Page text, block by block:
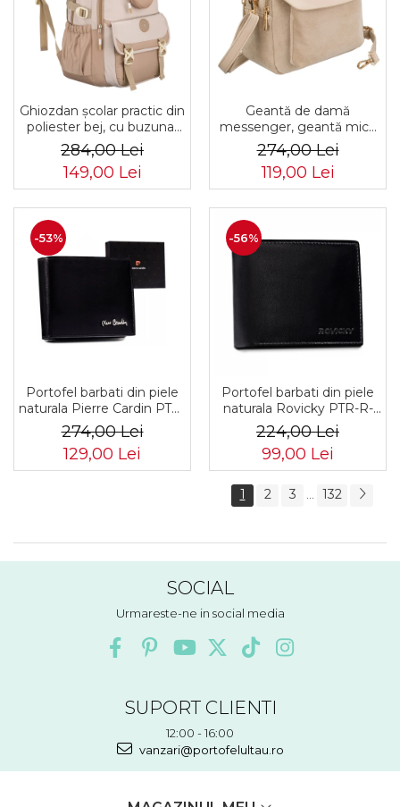
Ghiozdan școlar practic din
poliester bej, cu buzunar
suplimentar și spațiu
pentru o sticlă de apă -
Peterson PTR-PTN 8610-
1341 BEIGE
284,00 Lei
149,00 Lei
Geantă de damă
messenger, geantă mică
de umăr, piele ecologică,
geantă bej cu fermoar la
modă - Peterson PTR-PTN
MX02-P-7717-D.BE
274,00 Lei
119,00 Lei
-53%
Portofel barbati din piele
naturala Pierre Cardin PTR-
8806 TILAK51
274,00 Lei
129,00 Lei
-56%
Portofel barbati din piele
naturala Rovicky PTR-R-
RM-11-GCL-1834 BL
224,00 Lei
99,00 Lei
1 2 3 ... 132
SOCIAL
Urmareste-ne in social media
SUPORT CLIENTI
12:00 - 16:00
vanzari@portofelultau.ro